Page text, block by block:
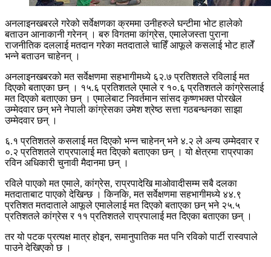
अनलाइनखबरले गरेको सर्वेक्षणका क्रममा उनीहरुले घन्टीमा भोट हालेको
बताउन आनाकानी गरेनन् । बरु विगतमा कांग्रेस, एमालेजस्ता पुराना
राजनीतिक दललाई मतदान गरेका मतदाताले चाहिँ आफूले कसलाई भोट हालेँ
भन्ने बताउन चाहेनन् ।
अनलाइनखबरको मत सर्वेक्षणमा सहभागीमध्ये ६२.७ प्रतिशतले रविलाई मत
दिएको बताएका छन् । १५.६ प्रतिशतले एमाले र १०.६ प्रतिशतले कांग्रेसलाई
मत दिएको बताएका छन् । एमालेबाट निवर्तमान सांसद कृष्णभक्त पोरखेल
उम्मेदवार छन् भने नेपाली कांग्रेसका उमेश श्रेष्ठ सत्ता गठबन्धनका साझा
उम्मेदवार छन् ।
६.१ प्रतिशतले कसलाई मत दिएको भन्न चाहेनन् भने ४.२ ले अन्य उम्मेदवार र
०.२ प्रतिशतले राप्रपालाई मत दिएको बताएका छन् । यो क्षेत्रमा राप्रपाका
रविन अधिकारी चुनावी मैदानमा छन् ।
रविले पाएको मत एमाले, कांग्रेस, राप्रपादेखि माओवादीसम्म सबै दलका
मतदाताबाट पाएको देखिन्छ । किनकि, मत सर्वेक्षणमा सहभागीमध्ये ४४.९
प्रतिशत मतदाताले आफूले एमालेलाई मत दिएको बताएका छन् भने २५.५
प्रतिशतले कांग्रेस र ११ प्रतिशतले राप्रपालाई मत दिएका बताएका छन् ।
तर यो पटक प्रत्यक्ष मात्र होइन, समानुपातिक मत पनि रविको पार्टी रास्वपाले
पाउने देखिएको छ ।